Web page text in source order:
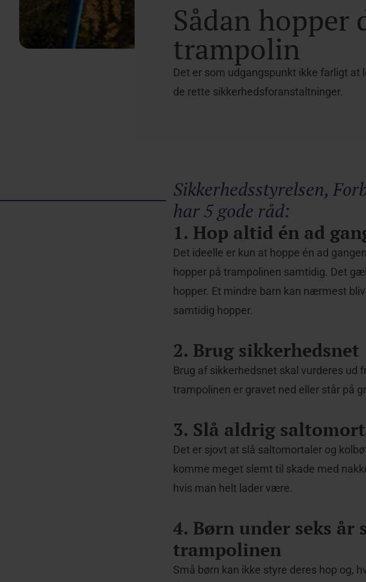
Sådan hopper
trampolin
Det er som udgangspunkt ikke farligt
de rette sikkerhedsforanstaltninger.
Sikkerhedsstyrelsen,
har 5 gode råd:
1. Hop altid én ad
Det ideelle er kun at hoppe én ad
hopper på trampolinen samtidig. Det
hopper. Et mindre barn kan nærmest
samtidig hopper.
2. Brug sikkerhedsnet
Brug af sikkerhedsnet skal vurderes ud
trampolinen er gravet ned eller står på
3. Slå aldrig
Det er sjovt at slå saltomortaler og
komme meget slemt til skade med
hvis man helt lader være.
4. Børn under seks år
trampolinen
Små børn kan ikke styre deres hop og,